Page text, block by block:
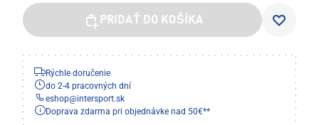
PRIDAŤ DO KOŠÍKA
Rýchle doručenie
do 2-4 pracovných dní
eshop@intersport.sk
Doprava zdarma pri objednávke nad 50€**